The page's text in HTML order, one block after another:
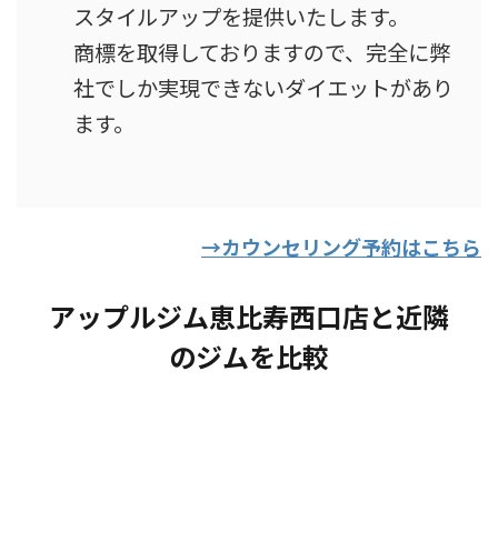
スタイルアップを提供いたします。
商標を取得しておりますので、完全に弊
社でしか実現できないダイエットがあり
ます。
→カウンセリング予約はこちら
アップルジム恵比寿西口店と近隣
のジムを比較